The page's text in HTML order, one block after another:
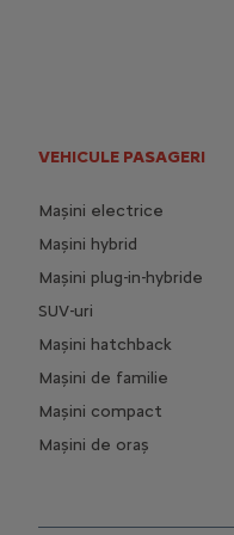
VEHICULE PASAGERI
Mașini electrice
Mașini hybrid
Mașini plug-in-hybride
SUV-uri
Mașini hatchback
Mașini de familie
Mașini compact
Mașini de oraș